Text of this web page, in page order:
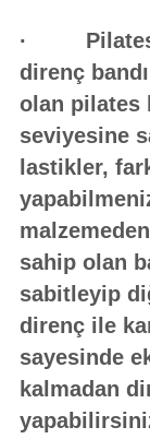
· Pilates
direnç
olan pilates
seviyesine
lastikler,
sahip olan
sabitleyip
direnç ile
sayesinde
kalmadan